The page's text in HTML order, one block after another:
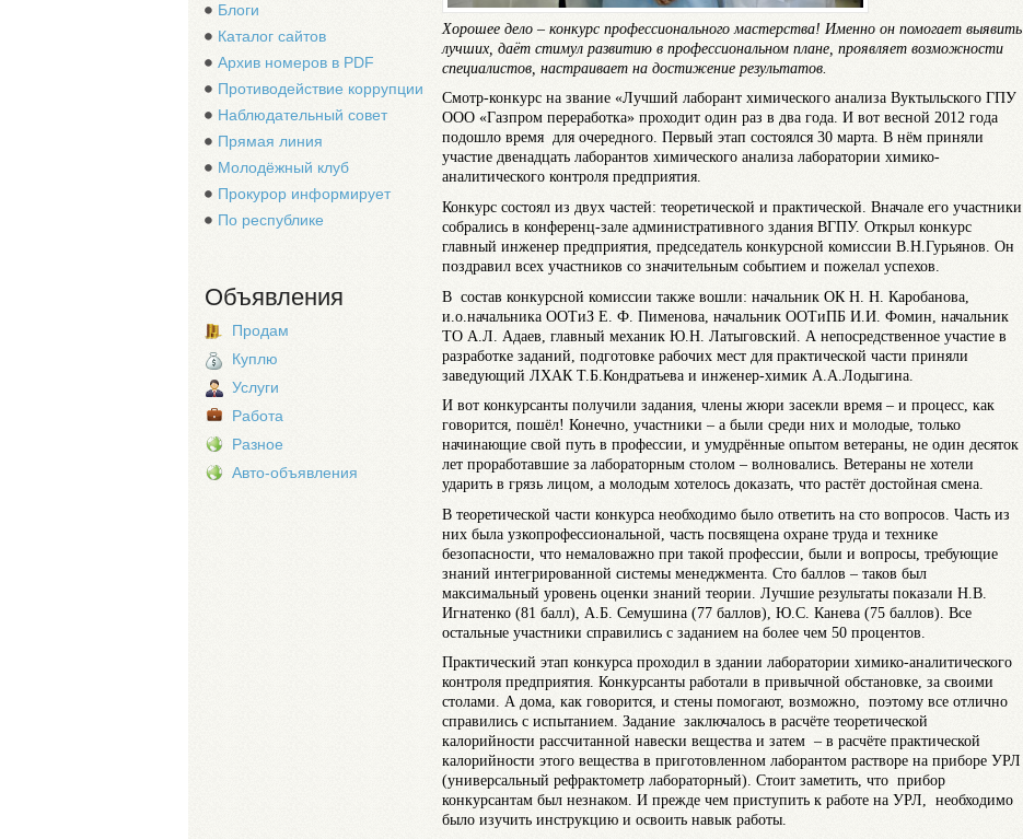
Блоги
Каталог сайтов
Архив номеров в PDF
Противодействие коррупции
Наблюдательный совет
Прямая линия
Молодёжный клуб
Прокурор информирует
По республике
Объявления
Продам
Куплю
Услуги
Работа
Разное
Авто-объявления
Хорошее дело – конкурс профессионального мастерства! Именно он помогает выявить
лучших, даёт стимул развитию в профессиональном плане, проявляет возможности
специалистов, настраивает на достижение результатов.
Смотр-конкурс на звание «Лучший лаборант химического анализа Вуктыльского ГПУ
ООО «Газпром переработка» проходит один раз в два года. И вот весной 2012 года
подошло время для очередного. Первый этап состоялся 30 марта. В нём приняли
участие двенадцать лаборантов химического анализа лаборатории химико-
аналитического контроля предприятия.
Конкурс состоял из двух частей: теоретической и практической. Вначале его участники
собрались в конференц-зале административного здания ВГПУ. Открыл конкурс
главный инженер предприятия, председатель конкурсной комиссии В.Н.Гурьянов. Он
поздравил всех участников со значительным событием и пожелал успехов.
В состав конкурсной комиссии также вошли: начальник ОК Н. Н. Каробанова,
и.о.начальника ООТиЗ Е. Ф. Пименова, начальник ООТиПБ И.И. Фомин, начальник
ТО А.Л. Адаев, главный механик Ю.Н. Латыговский. А непосредственное участие в
разработке заданий, подготовке рабочих мест для практической части приняли
заведующий ЛХАК Т.Б.Кондратьева и инженер-химик А.А.Лодыгина.
И вот конкурсанты получили задания, члены жюри засекли время – и процесс, как
говорится, пошёл! Конечно, участники – а были среди них и молодые, только
начинающие свой путь в профессии, и умудрённые опытом ветераны, не один десяток
лет проработавшие за лабораторным столом – волновались. Ветераны не хотели
ударить в грязь лицом, а молодым хотелось доказать, что растёт достойная смена.
В теоретической части конкурса необходимо было ответить на сто вопросов. Часть из
них была узкопрофессиональной, часть посвящена охране труда и технике
безопасности, что немаловажно при такой профессии, были и вопросы, требующие
знаний интегрированной системы менеджмента. Сто баллов – таков был
максимальный уровень оценки знаний теории. Лучшие результаты показали Н.В.
Игнатенко (81 балл), А.Б. Семушина (77 баллов), Ю.С. Канева (75 баллов). Все
остальные участники справились с заданием на более чем 50 процентов.
Практический этап конкурса проходил в здании лаборатории химико-аналитического
контроля предприятия. Конкурсанты работали в привычной обстановке, за своими
столами. А дома, как говорится, и стены помогают, возможно, поэтому все отлично
справились с испытанием. Задание заключалось в расчёте теоретической
калорийности рассчитанной навески вещества и затем – в расчёте практической
калорийности этого вещества в приготовленном лаборантом растворе на приборе УРЛ
(универсальный рефрактометр лабораторный). Стоит заметить, что прибор
конкурсантам был незнаком. И прежде чем приступить к работе на УРЛ, необходимо
было изучить инструкцию и освоить навык работы.